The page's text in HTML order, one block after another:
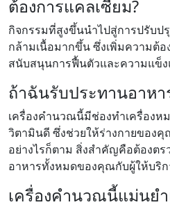
ต้องการแคลเซียม?
กิจกรรมที่สูงขึ้นนำไปสู่การปรับป
กล้ามเนื้อมากขึ้น ซึ่งเพิ่มความต้อ
สนับสนุนการฟื้นตัวและความแข็ง
ถ้าฉันรับประทานอาหา
เครื่องคำนวณนี้มีช่องทำเครื่องห
วิตามินดี ซึ่งช่วยให้ร่างกายของ
อย่างไรก็ตาม สิ่งสำคัญคือต้องต
อาหารทั้งหมดของคุณกับผู้ให้บริ
เครื่องคำนวณนี้แม่นย